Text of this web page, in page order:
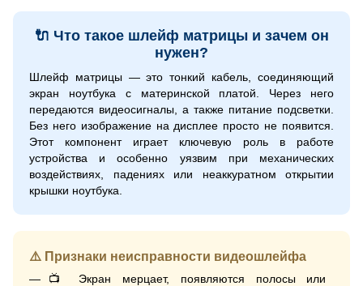
🔌 Что такое шлейф матрицы и зачем он
нужен?
Шлейф матрицы — это тонкий кабель, соединяющий
экран ноутбука с материнской платой. Через него
передаются видеосигналы, а также питание подсветки.
Без него изображение на дисплее просто не появится.
Этот компонент играет ключевую роль в работе
устройства и особенно уязвим при механических
воздействиях, падениях или неаккуратном открытии
крышки ноутбука.
⚠️ Признаки неисправности видеошлейфа
📺 Экран мерцает, появляются полосы или